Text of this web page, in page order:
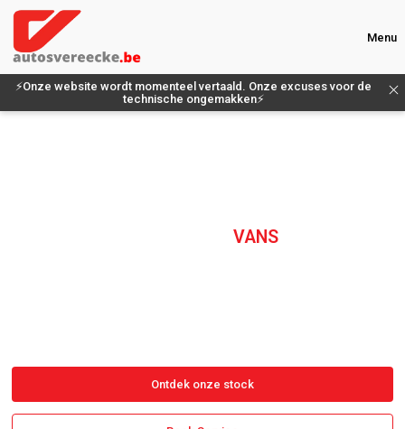
Menu
⚡Onze website wordt momenteel vertaald. Onze excuses voor de
technische ongemakken⚡
VANS
Ontdek onze stock
Jonge Mercedes Bestelwagens Kopen | Auto's Vereecke Aalter